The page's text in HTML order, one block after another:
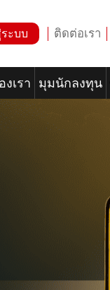
ระบบ ติดต่อเรา
เรา มุมนักลงทุน